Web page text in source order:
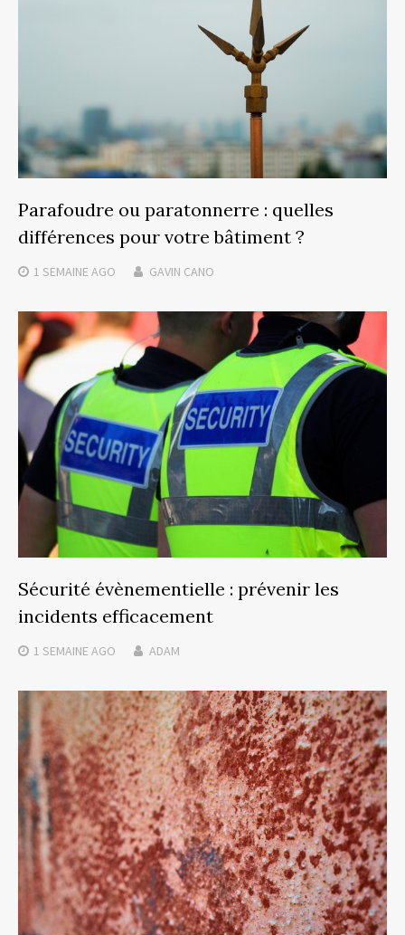
Parafoudre ou paratonnerre : quelles
différences pour votre bâtiment ?
1 SEMAINE AGO GAVIN CANO
Sécurité évènementielle : prévenir les
incidents efficacement
1 SEMAINE AGO ADAM